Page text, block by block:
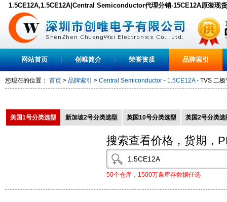
1.5CE12A,1.5CE12A|Central Semiconductor代理分销-15CE12A原装现
网站首页 创唯简介 荣誉资质 品牌索引
您现在的位置： 首页 > 品牌索引 > Central Semiconductor - 1.5CE12A- TVS 二极
美国1号分类选型 新加坡2号分类选型 英国10号分类选型 英国2号分类选
搜索查看价格，货期，
50个仓库，1500万条库存数据任选